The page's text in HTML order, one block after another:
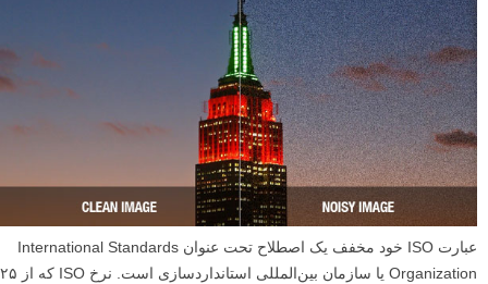
عبارت ISO خود مخفف یک اصطلاح تحت عنوان International Standards
Organization یا سازمان بین‌المللی استانداردسازی است. نرخ ISO که از ۲۵